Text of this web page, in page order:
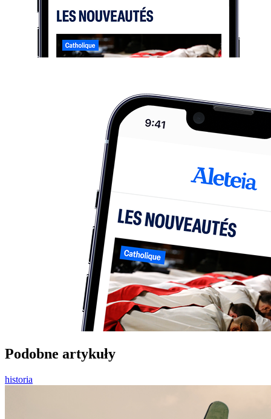
Podobne artykuły
historia